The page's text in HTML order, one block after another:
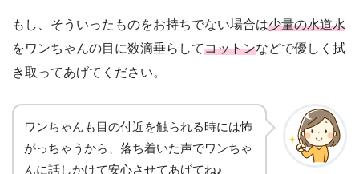
もし、そういったものをお持ちでない場合は少量の水道水
をワンちゃんの目に数滴垂らしてコットンなどで優しく拭
き取ってあげてください。
ワンちゃんも目の付近を触られる時には怖
がっちゃうから、落ち着いた声でワンちゃ
んに話しかけて安心させてあげてね♪